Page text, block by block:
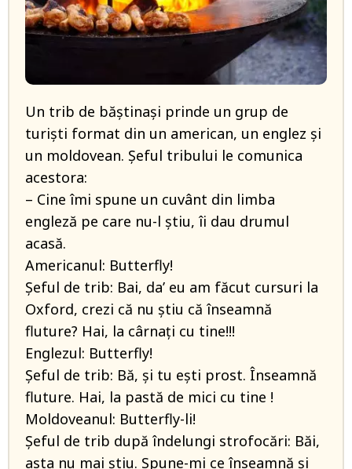
Un trib de băştinaşi prinde un grup de
turişti format din un american, un englez şi
un moldovean. Şeful tribului le comunica
acestora:
– Cine îmi spune un cuvânt din limba
engleză pe care nu-l ştiu, îi dau drumul
acasă.
Americanul: Butterfly!
Şeful de trib: Bai, da’ eu am făcut cursuri la
Oxford, crezi că nu ştiu că înseamnă
fluture? Hai, la cârnaţi cu tine!!!
Englezul: Butterfly!
Şeful de trib: Bă, şi tu eşti prost. Înseamnă
fluture. Hai, la pastă de mici cu tine !
Moldoveanul: Butterfly-li!
Şeful de trib după îndelungi strofocări: Băi,
asta nu mai ştiu. Spune-mi ce înseamnă şi